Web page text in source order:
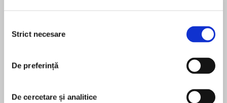
consimțământului
Strict necesare
De preferință
De cercetare și analitice
Stella Shakespeare isn’t having a good day, or
unceremoniously dumped by her boyfriend,cut
she doesn’t know what she’s doing with her life.
MAI MULT
pentru această carte